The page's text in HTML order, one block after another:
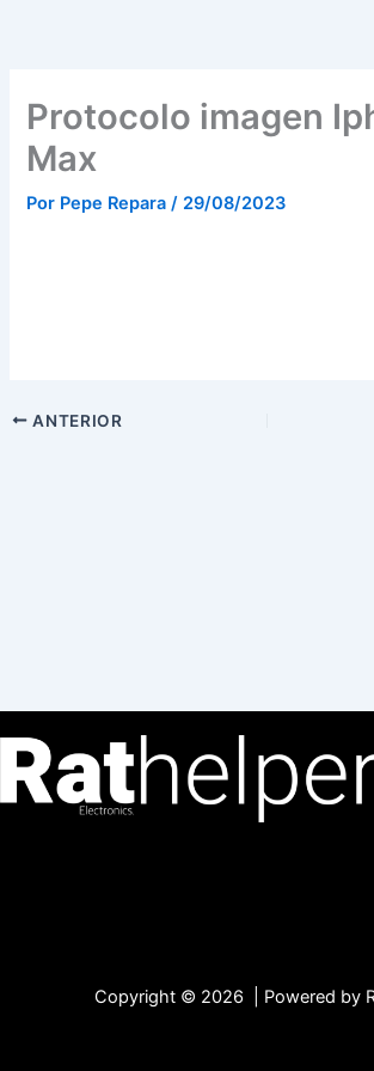
Protocolo imagen
Max
Por Pepe Repara/ 29/08/2023
ANTERIOR
Copyright © 2026 | Powered by